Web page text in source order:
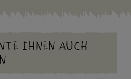
IHNEN AUCH